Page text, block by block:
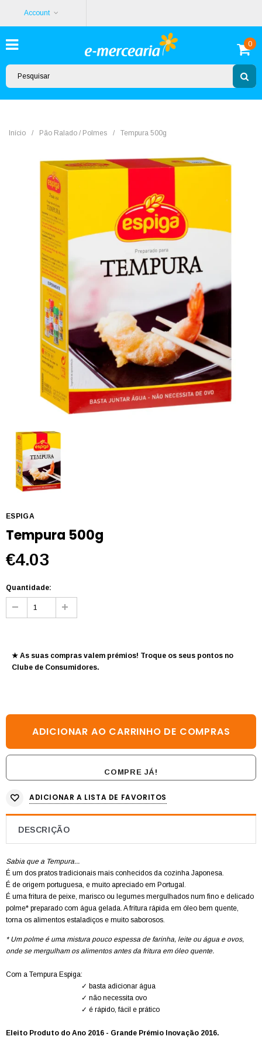
Account
0
Início / Pão Ralado / Polmes / Tempura 500g
ESPIGA
Tempura 500g
€4.03
Quantidade:
★ As suas compras valem prémios! Troque os seus pontos no
Clube de Consumidores.
COMPRE JÁ!
ADICIONAR A LISTA DE FAVORITOS
DESCRIÇÃO
Sabia que a Tempura...
É um dos pratos tradicionais mais conhecidos da cozinha Japonesa.
É de origem portuguesa, e muito apreciado em Portugal.
É uma fritura de peixe, marisco ou legumes mergulhados num fino e delicado
polme* preparado com água gelada. A fritura rápida em óleo bem quente,
torna os alimentos estaladiços e muito saborosos.
* Um polme é uma mistura pouco espessa de farinha, leite ou água e ovos,
onde se mergulham os alimentos antes da fritura em óleo quente.
Com a Tempura Espiga:
✓ basta adicionar água
✓ não necessita ovo
✓ é rápido, fácil e prático
Eleito Produto do Ano 2016 - Grande Prémio Inovação 2016.